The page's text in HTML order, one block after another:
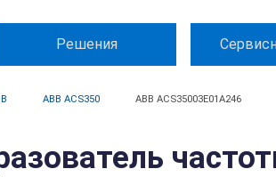
Решения
ABB ACS350 ABB ACS35003E01A246